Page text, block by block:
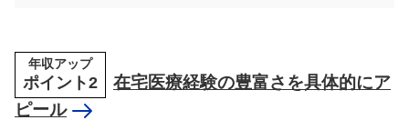
年収アップ
ポイント2
在宅医療経験の豊富さを具体的にア
ピール